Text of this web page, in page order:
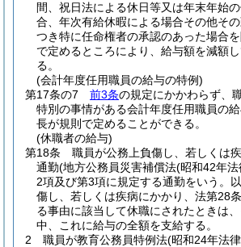
間、祝日法による休日等又は年末年始
合、年次有給休暇による場合その他そ
つき特に任命権者の承認のあった場合
で定めるところにより、給与額を減額
る。
(会計年度任用職員の給与の特例)
第17条の7
前3条の規定にかかわらず、
特別の事情がある会計年度任用職員の
長が規則で定めることができる。
(休職者の給与)
第18条
職員が公務上負傷し、若しくは
通勤(地方公務員災害補償法(昭和42年
2項及び第3項に規定する通勤をいう。
傷し、若しくは疾病にかかり、法第28
る事由に該当して休職にされたときは
中、これに給与の全額を支給する。
2
職員が教育公務員特例法(昭和24年法